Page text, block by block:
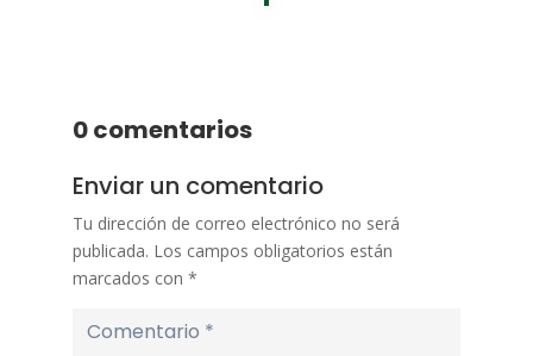
0 comentarios
Enviar un comentario
Tu dirección de correo electrónico no será
publicada. Los campos obligatorios están
marcados con *